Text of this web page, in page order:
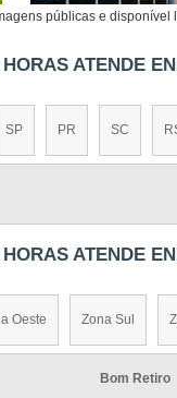
públicas e disponível
ATENDE
SP PR SC
ATENDE
Oeste Zona Sul
Bom Retiro